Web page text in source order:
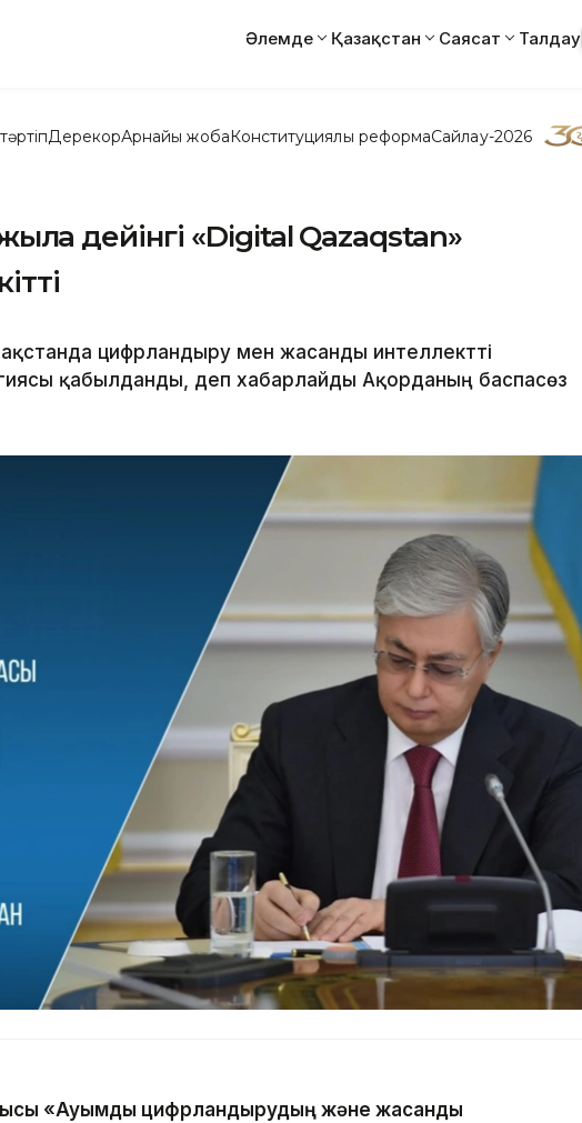
Әлемде Қазақстан Саясат Талдау
ДерекқорАрнайы жобаКонституциялық реформаСайлау-2026
дейінгі «Digital Qazaqstan»
цифрландыру мен жасанды интеллектті
қабылданды, деп хабарлайды Ақорданың баспасөз
«Ауқымды цифрландырудың және жасанды